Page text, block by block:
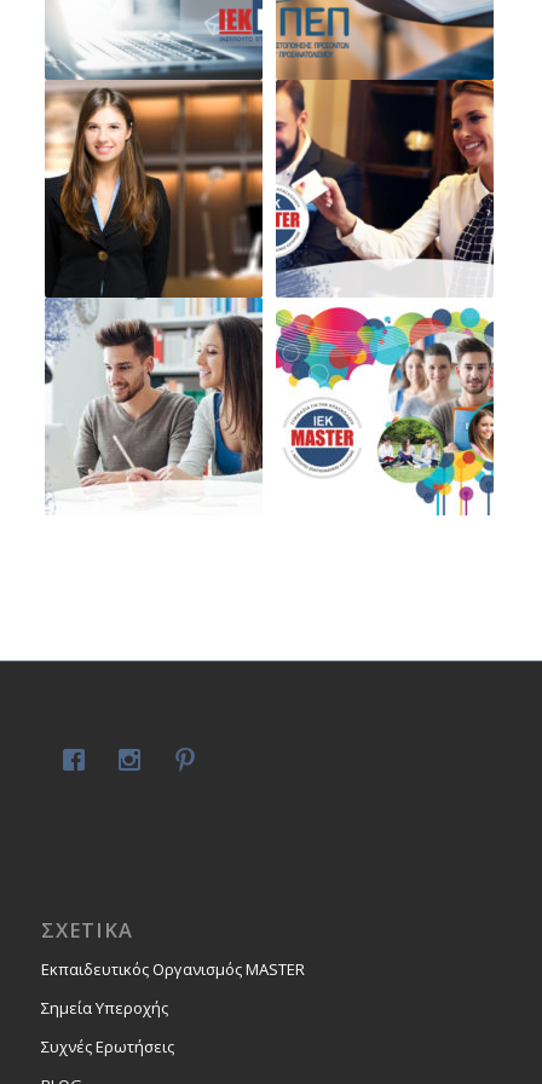
ΣΧΕΤΙΚΑ
Εκπαιδευτικός Οργανισμός MASTER
Σημεία Υπεροχής
Συχνές Ερωτήσεις